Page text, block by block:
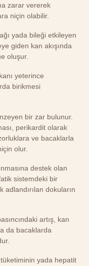
zarar vererek
niçin olabilir.
yada bileği etkileyen
giden kan akışında
oluşur.
yeterince
birikmesi
bir zar bulunur.
perikardit olarak
ve bacaklarla
olur.
destek olan
sistemdeki bir
dokuların
artış, kan
da bacaklarda
tüketiminin yada hepatit